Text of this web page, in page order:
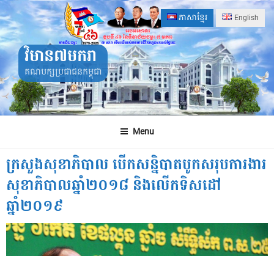
Skip
to
content
ភាសាខ្មែរ English
វិមាន៧មករា
គណបក្សប្រជាជនកម្ពុជា
Menu
ក្រសួងសុខាភិបាល បើកសន្និបាតបូកសរុបការងារ
សុខាភិបាលឆ្នាំ២០១៨ និងលើកទិសដៅ
ឆ្នាំ២០១៩